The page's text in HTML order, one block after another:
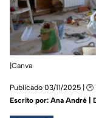
|Canva
Publicado 03/11/2025 | 🕑
Escrito por: Ana André |